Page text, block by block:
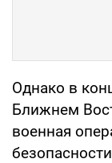
Однако в
Ближнем
военная